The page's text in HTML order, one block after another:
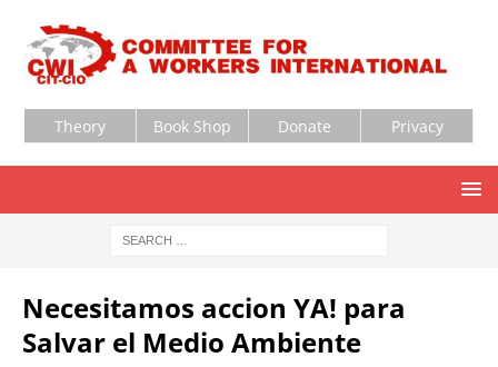
Theory Book Shop Donate Privacy
Necesitamos accion YA! para
Salvar el Medio Ambiente